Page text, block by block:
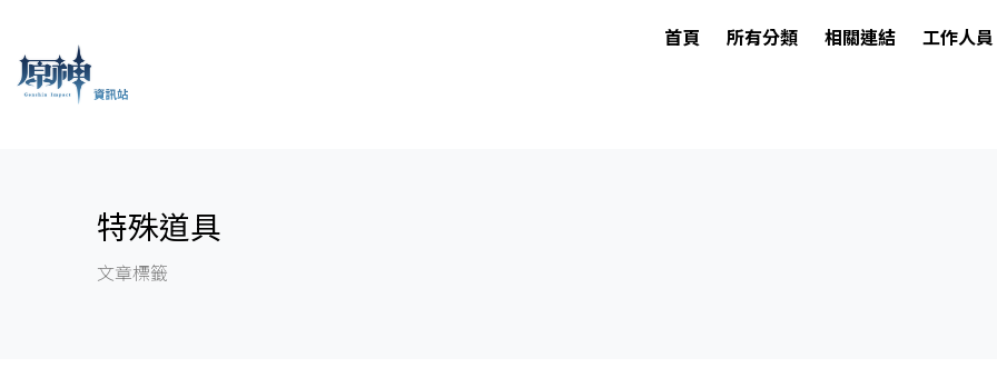
首頁 所有分類 相關連結 工作人員
特殊道具
文章標籤